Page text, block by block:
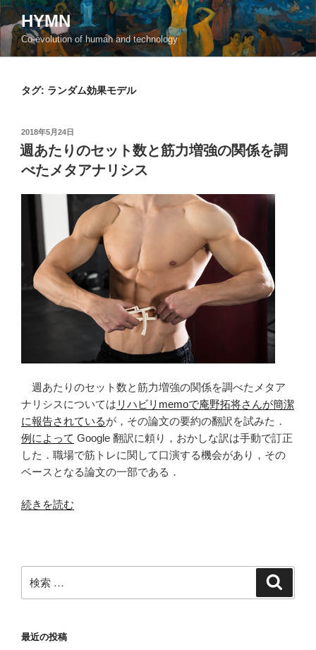
コ
ン
テ
ン
HYMN
Co-evolution of human and technology
タグ: ランダム効果モデル
投
稿
日:
2018年5月24日
週あたりのセット数と筋力増強の関係を調
べたメタアナリシス
週あたりのセット数と筋力増強の関係を調べたメタア
ナリシスについては リハビリmemoで庵野拓将さんが簡潔
に報告されているが，その論文の要約の翻訳を試みた．
例によって Google 翻訳に頼り，おかしな訳は手動で訂正
した．職場で筋トレに関して口演する機会があり，その
ベースとなる論文の一部である．
“週
の
セ
数
続きを読む
索:
最近の投稿